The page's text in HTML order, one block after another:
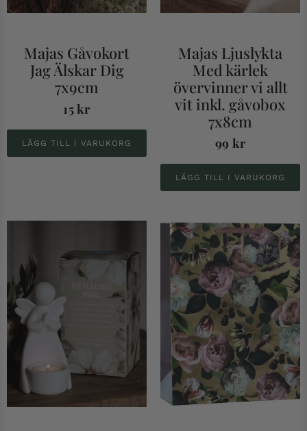
Majas Gåvokort
Jag Älskar Dig
7x9cm
15kr
LÄGG TILL I VARUKORG
Majas Ljuslykta
Med kärlek
övervinner vi allt
vit inkl. gåvobox
7x8cm
99 kr
LÄGG TILL I VARUKORG